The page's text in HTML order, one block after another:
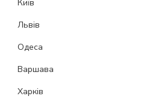
Київ
Львів
Одеса
Варшава
Харків